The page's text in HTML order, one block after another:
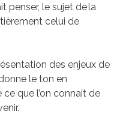
penser, le sujet de la
celui de
des enjeux de
le ton en
que l’on connait de